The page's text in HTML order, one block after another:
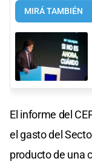
MIRÁ TAMBIÉN
El informe del
el gasto del
producto de una